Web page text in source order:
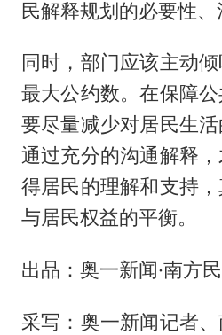
民解释规划的必要性、
同时，部门应该主动
最大公约数。在保障
要尽量减少对居民生
通过充分的沟通解释
得居民的理解和支持
与居民权益的平衡。
出品：奥一新闻·南方
采写：奥一新闻记者